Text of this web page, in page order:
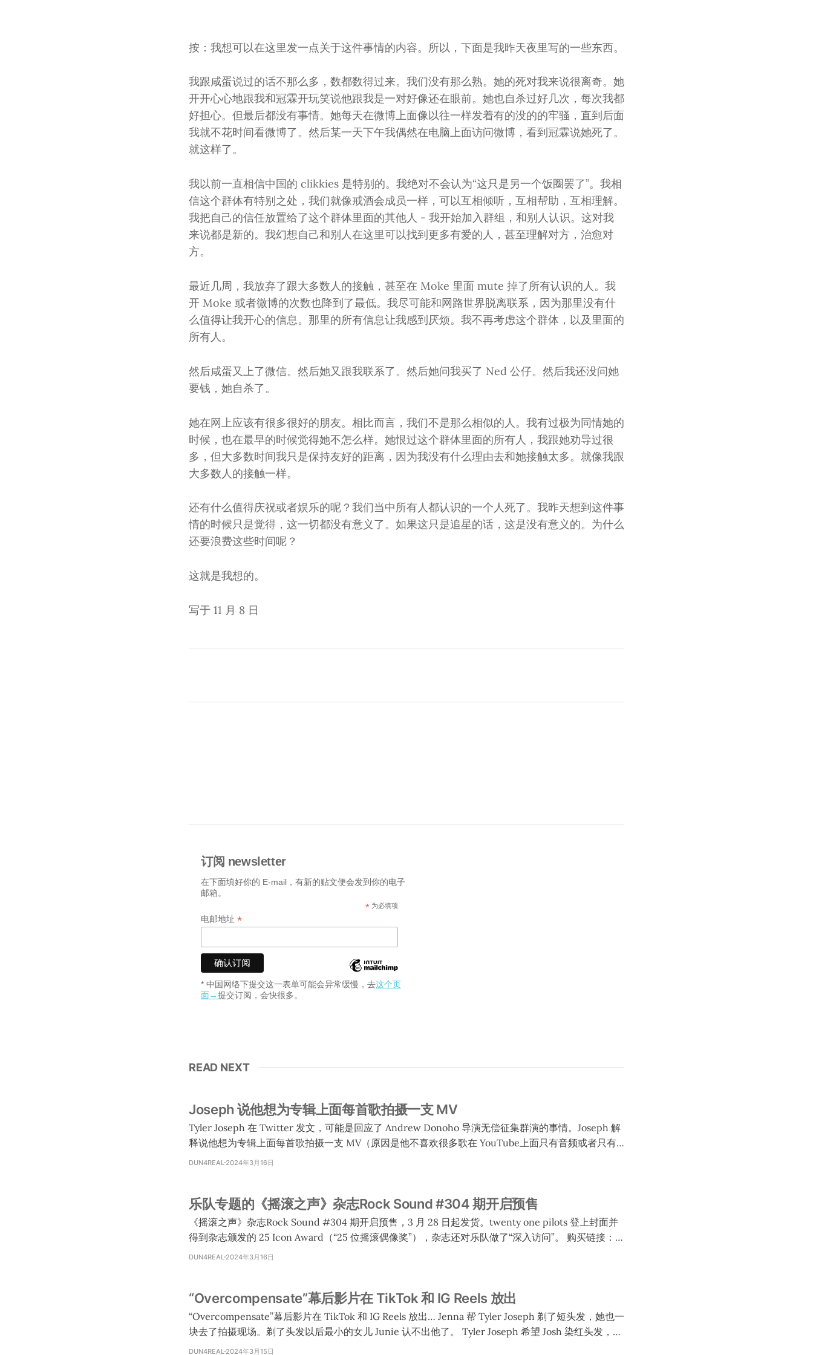
按：我想可以在这里发一点关于这件事情的内容。所以，下面是我昨天夜里写的一些东西。
我跟咸蛋说过的话不那么多，数都数得过来。我们没有那么熟。她的死对我来说很离奇。她
开开心心地跟我和冠霖开玩笑说他跟我是一对好像还在眼前。她也自杀过好几次，每次我都
好担心。但最后都没有事情。她每天在微博上面像以往一样发着有的没的的牢骚，直到后面
我就不花时间看微博了。然后某一天下午我偶然在电脑上面访问微博，看到冠霖说她死了。
就这样了。
我以前一直相信中国的 clikkies 是特别的。我绝对不会认为“这只是另一个饭圈罢了”。我相
信这个群体有特别之处，我们就像戒酒会成员一样，可以互相倾听，互相帮助，互相理解。
我把自己的信任放置给了这个群体里面的其他人 - 我开始加入群组，和别人认识。这对我
来说都是新的。我幻想自己和别人在这里可以找到更多有爱的人，甚至理解对方，治愈对
方。
最近几周，我放弃了跟大多数人的接触，甚至在 Moke 里面 mute 掉了所有认识的人。我
开 Moke 或者微博的次数也降到了最低。我尽可能和网路世界脱离联系，因为那里没有什
么值得让我开心的信息。那里的所有信息让我感到厌烦。我不再考虑这个群体，以及里面的
所有人。
然后咸蛋又上了微信。然后她又跟我联系了。然后她问我买了 Ned 公仔。然后我还没问她
要钱，她自杀了。
她在网上应该有很多很好的朋友。相比而言，我们不是那么相似的人。我有过极为同情她的
时候，也在最早的时候觉得她不怎么样。她恨过这个群体里面的所有人，我跟她劝导过很
多，但大多数时间我只是保持友好的距离，因为我没有什么理由去和她接触太多。就像我跟
大多数人的接触一样。
还有什么值得庆祝或者娱乐的呢？我们当中所有人都认识的一个人死了。我昨天想到这件事
情的时候只是觉得，这一切都没有意义了。如果这只是追星的话，这是没有意义的。为什么
还要浪费这些时间呢？
这就是我想的。
写于 11 月 8 日
订阅 newsletter
在下面填好你的 E-mail，有新的贴文便会发到你的电子
邮箱。
* 为必填项
电邮地址 *
* 中国网络下提交这一表单可能会异常缓慢，去这个页
面→提交订阅，会快很多。
READ NEXT
Joseph 说他想为专辑上面每首歌拍摄一支 MV
Tyler Joseph 在 Twitter 发文，可能是回应了 Andrew Donoho 导演无偿征集群演的事情。Joseph 解
释说他想为专辑上面每首歌拍摄一支 MV（原因是他不喜欢很多歌在 YouTube上面只有音频或者只有
visualizer），当中一些 MV 会是低成本作品。一共 13 首歌，当中一首有两个版本（估计是 Jenna 和
一支 MV，Josh 说他还要一段时间考虑。Joseph 说如果有后续的话他会继续更新此事。
DUN4REAL 2024年3月16日
乐队专题的《摇滚之声》杂志Rock Sound #304 期开启预售
《摇滚之声》杂志Rock Sound #304 期开启预售，3 月 28 日起发货。twenty one pilots 登上封面并
得到杂志颁发的 25 Icon Award（“25 位摇滚偶像奖”），杂志还对乐队做了“深入访问”。 购买链接：
us.shop.rocksound.tv/~ Twenty One Pilots are Rock Sound 25 Icons As they accept their Icon
DUN4REAL 2024年3月16日
“Overcompensate”幕后影片在 TikTok 和 IG Reels 放出
“Overcompensate”幕后影片在 TikTok 和 IG Reels 放出… Jenna 帮 Tyler Joseph 剃了短头发，她也一
块去了拍摄现场。剃了头发以后最小的女儿 Junie 认不出他了。 Tyler Joseph 希望 Josh 染红头发，但
是他只染了鬓角和边上的地方。Joseph 觉得他染得不够多，在镜头上不明显。 Tyler Joseph 让 Josh
DUN4REAL 2024年3月15日